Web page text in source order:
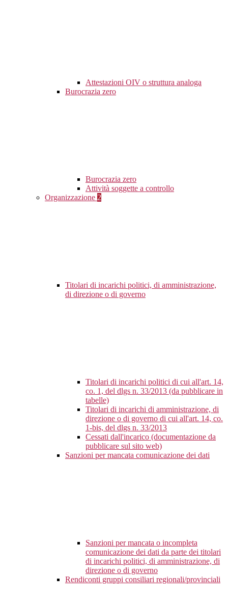
Attestazioni OIV o struttura analoga
Burocrazia zero
Burocrazia zero
Attività soggette a controllo
Organizzazione 2
Titolari di incarichi politici, di amministrazione,
di direzione o di governo
Titolari di incarichi politici di cui all'art. 14,
co. 1, del dlgs n. 33/2013 (da pubblicare in
tabelle)
Titolari di incarichi di amministrazione, di
direzione o di governo di cui all'art. 14, co.
1-bis, del dlgs n. 33/2013
Cessati dall'incarico (documentazione da
pubblicare sul sito web)
Sanzioni per mancata comunicazione dei dati
Sanzioni per mancata o incompleta
comunicazione dei dati da parte dei titolari
di incarichi politici, di amministrazione, di
direzione o di governo
Rendiconti gruppi consiliari regionali/provinciali